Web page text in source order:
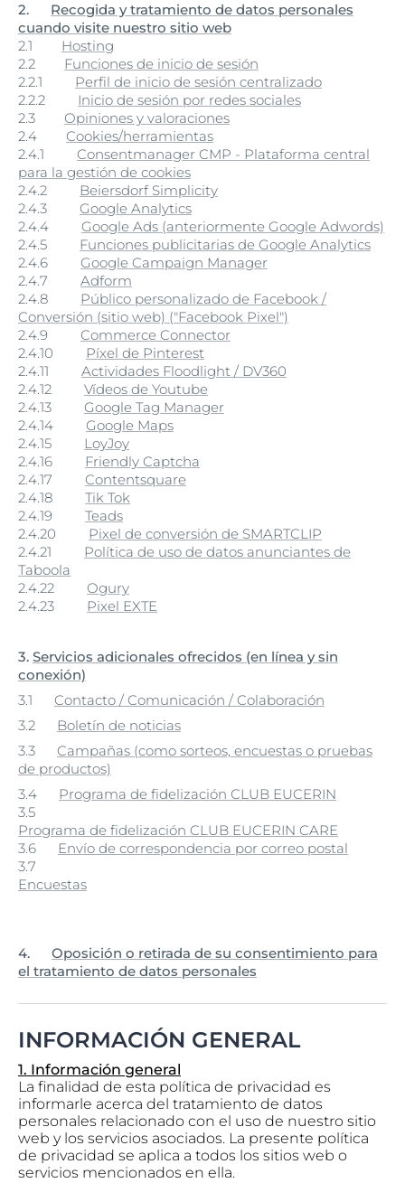
2. Recogida y tratamiento de datos personales
cuando visite nuestro sitio web
2.1 Hosting
2.2 Funciones de inicio de sesión
2.2.1 Perfil de inicio de sesión centralizado
2.2.2 Inicio de sesión por redes sociales
2.3 Opiniones y valoraciones
2.4 Cookies/herramientas
2.4.1 Consentmanager CMP - Plataforma central
para la gestión de cookies
2.4.2 Beiersdorf Simplicity
2.4.3 Google Analytics
2.4.4 Google Ads (anteriormente Google Adwords)
2.4.5 Funciones publicitarias de Google Analytics
2.4.6 Google Campaign Manager
2.4.7 Adform
2.4.8 Público personalizado de Facebook /
Conversión (sitio web) ("Facebook Pixel")
2.4.9 Commerce Connector
2.4.10 Píxel de Pinterest
2.4.11 Actividades Floodlight / DV360
2.4.12 Vídeos de Youtube
2.4.13 Google Tag Manager
2.4.14 Google Maps
2.4.15 LoyJoy
2.4.16 Friendly Captcha
2.4.17 Contentsquare
2.4.18 Tik Tok
2.4.19 Teads
2.4.20 Pixel de conversión de SMARTCLIP
2.4.21 Política de uso de datos anunciantes de
Taboola
2.4.22 Ogury
2.4.23 Pixel EXTE
3. Servicios adicionales ofrecidos (en línea y sin
conexión)
3.1 Contacto / Comunicación / Colaboración
3.2 Boletín de noticias
3.3 Campañas (como sorteos, encuestas o pruebas
de productos)
3.4 Programa de fidelización CLUB EUCERIN
3.5
Programa de fidelización CLUB EUCERIN CARE
3.6 Envío de correspondencia por correo postal
3.7
Encuestas
4. Oposición o retirada de su consentimiento para
el tratamiento de datos personales
INFORMACIÓN GENERAL
1. Información general
La finalidad de esta política de privacidad es
informarle acerca del tratamiento de datos
personales relacionado con el uso de nuestro sitio
web y los servicios asociados. La presente política
de privacidad se aplica a todos los sitios web o
servicios mencionados en ella.